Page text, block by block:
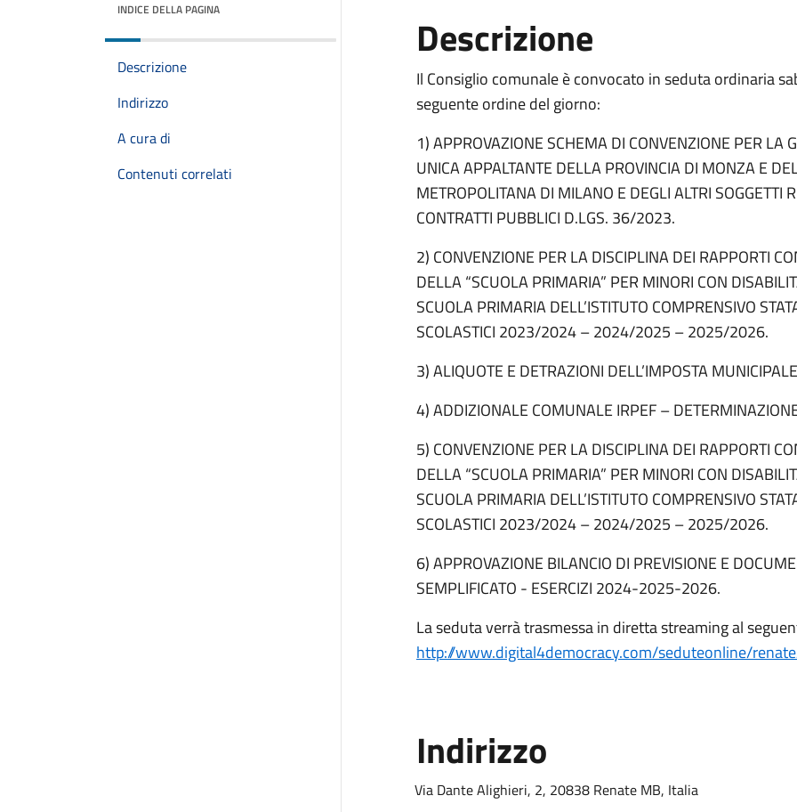
INDICE DELLA PAGINA
Descrizione
Indirizzo
A cura di
Contenuti correlati
Descrizione
Il Consiglio comunale è convocato in seduta ordinaria
seguente ordine del giorno:
1) APPROVAZIONE SCHEMA DI CONVENZIONE PER LA
UNICA APPALTANTE DELLA PROVINCIA DI MONZA E
METROPOLITANA DI MILANO E DEGLI ALTRI SOGGETTI
CONTRATTI PUBBLICI D.LGS. 36/2023.
2) CONVENZIONE PER LA DISCIPLINA DEI RAPPORTI
DELLA “SCUOLA PRIMARIA” PER MINORI CON
SCUOLA PRIMARIA DELL’ISTITUTO COMPRENSIVO
SCOLASTICI 2023/2024 – 2024/2025 – 2025/2026.
3) ALIQUOTE E DETRAZIONI DELL’IMPOSTA
4) ADDIZIONALE COMUNALE IRPEF –
5) CONVENZIONE PER LA DISCIPLINA DEI RAPPORTI
DELLA “SCUOLA PRIMARIA” PER MINORI CON
SCUOLA PRIMARIA DELL’ISTITUTO COMPRENSIVO
SCOLASTICI 2023/2024 – 2024/2025 – 2025/2026.
6) APPROVAZIONE BILANCIO DI PREVISIONE E
SEMPLIFICATO - ESERCIZI 2024-2025-2026.
La seduta verrà trasmessa in diretta streaming al
http://www.digital4democracy.com/seduteonline/
Indirizzo
Via Dante Alighieri, 2, 20838 Renate MB, Italia